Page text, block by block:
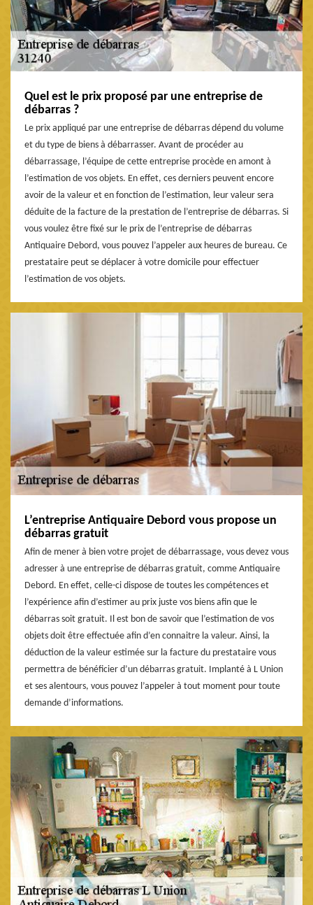
Quel est le prix proposé par une entreprise de
débarras ?
Le prix appliqué par une entreprise de débarras dépend du volume
et du type de biens à débarrasser. Avant de procéder au
débarrassage, l’équipe de cette entreprise procède en amont à
l’estimation de vos objets. En effet, ces derniers peuvent encore
avoir de la valeur et en fonction de l’estimation, leur valeur sera
déduite de la facture de la prestation de l’entreprise de débarras. Si
vous voulez être fixé sur le prix de l’entreprise de débarras
Antiquaire Debord, vous pouvez l’appeler aux heures de bureau. Ce
prestataire peut se déplacer à votre domicile pour effectuer
l’estimation de vos objets.
L’entreprise Antiquaire Debord vous propose un
débarras gratuit
Afin de mener à bien votre projet de débarrassage, vous devez vous
adresser à une entreprise de débarras gratuit, comme Antiquaire
Debord. En effet, celle-ci dispose de toutes les compétences et
l’expérience afin d’estimer au prix juste vos biens afin que le
débarras soit gratuit. Il est bon de savoir que l’estimation de vos
objets doit être effectuée afin d’en connaitre la valeur. Ainsi, la
déduction de la valeur estimée sur la facture du prestataire vous
permettra de bénéficier d’un débarras gratuit. Implanté à L Union
et ses alentours, vous pouvez l’appeler à tout moment pour toute
demande d’informations.